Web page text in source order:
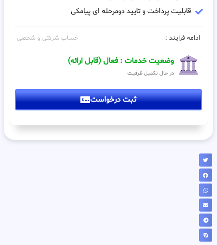
قابلیت پرداخت و تایید دومرحله ای پیامکی
ادامه فرایند : حساب شرکتی و شحصی
وضعیت خدمات : فعال (قابل ارائه)
در حال تکمیل ظرفیت
ثبت درخواست